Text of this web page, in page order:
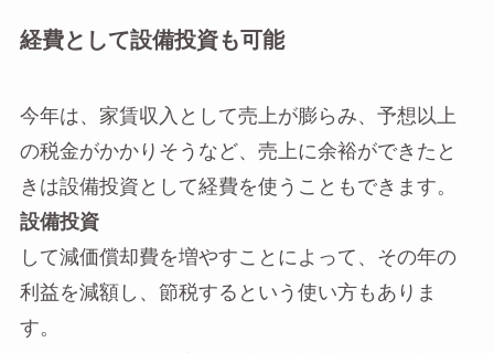
経費として設備投資も可能
今年は、家賃収入として売上が膨らみ、予想以上
の税金がかかりそうなど、売上に余裕ができたと
きは設備投資として経費を使うこともできます。
設備投資
して減価償却費を増やすことによって、その年の
利益を減額し、節税するという使い方もありま
す。